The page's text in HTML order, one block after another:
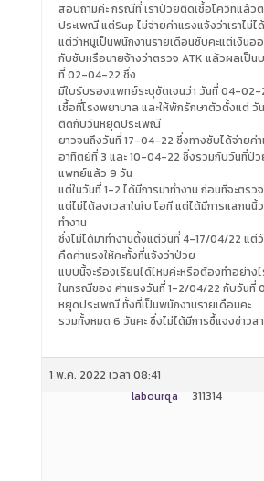
สอบถามค่ะ กรณีที่ เราป่วยติดเชื้อโควิทแล้ว
ประเพณี แต่Sup ไม่จ่ายค่าแรงแจ้งว่าเราไม่ไ
แต่ว่าหนูเป็นพนักงานรายเดือนซับคะแต่เงินอ
กับซับหรือนายจ้างว่าตรวจ ATK แล้วผลเป็น
ที่ 02-04-22 ซึ่ง
มีใบรับรองแพทย์ระบุชัดเจนว่า วันที่ 04-02-
เชื้อที่โรงพยาบาล และให้พักรักษาตัวตั้งแต่
ติดกับวันหยุดประเพณี
ยาวจนถึงวันที่ 17-04-22 ซึ่งทางซับได้จ่ายค่
อาทิตย์ที่ 3 และ 10-04-22 ซึ่งรวมกับวันที่ป่ว
แพทย์แล้ว 9 วัน
แต่ในวันที่ 1-2 ได้มีการมาทำงาน ก่อนที่จะตรว
แต่ไม่ได้ลงเวลาในใบ โอที แต่ได้มีการแสกนนิ้
ทำงาน
ซึ่งไม่ได้มาทำงานตั้งแต่วันที่ 4-17/04/22 แต่
คืดค่าแรงให้คะทั้งที่แจ้งว่าป่วย
แบบนี้จะร้องเรียนได้ไหมค่ะหรือต้องทำอย่าง
ในกรณีของ ค่าแรงวันที่ 1-2/04/22 กับวันที่
หยุดประเพณี ทั้งที่เป็นพนักงานรายเดือนคะ
รวมทั้งหมด 6 วันคะ ซึ่งไม่ได้มีการชื้แจงข่าวส
1 พ.ค. 2022 เวลา 08:41
labourqa
311314